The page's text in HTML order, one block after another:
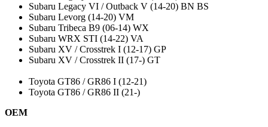
Subaru Legacy VI / Outback V (14-20) BN BS
Subaru Levorg (14-20) VM
Subaru Tribeca B9 (06-14) WX
Subaru WRX STI (14-22) VA
Subaru XV / Crosstrek I (12-17) GP
Subaru XV / Crosstrek II (17-) GT
Toyota GT86 / GR86 I (12-21)
Toyota GT86 / GR86 II (21-)
OEM